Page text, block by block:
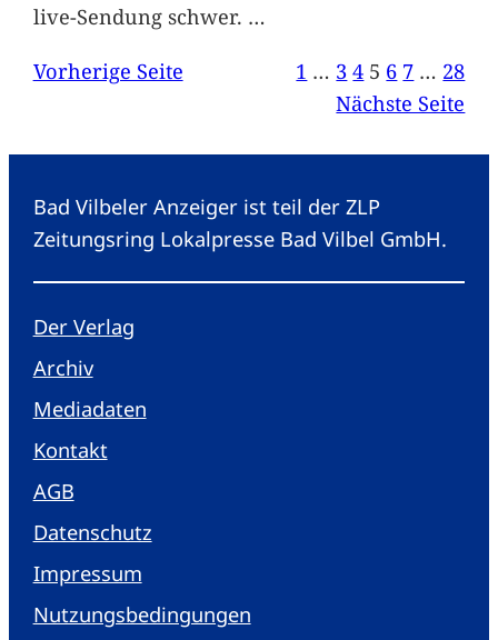
live-Sendung schwer. …
Vorherige Seite
1 … 3 4 5 6 7 … 28
Nächste Seite
Bad Vilbeler Anzeiger ist teil der ZLP
Zeitungsring Lokalpresse Bad Vilbel GmbH.
Der Verlag
Archiv
Mediadaten
Kontakt
AGB
Datenschutz
Impressum
Nutzungsbedingungen